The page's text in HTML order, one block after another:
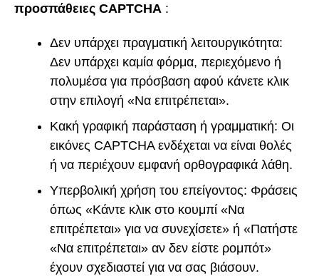
προσπάθειες CAPTCHA :
Δεν υπάρχει πραγματική λειτουργικότητα:
Δεν υπάρχει καμία φόρμα, περιεχόμενο ή
πολυμέσα για πρόσβαση αφού κάνετε κλικ
στην επιλογή «Να επιτρέπεται».
Κακή γραφική παράσταση ή γραμματική: Οι
εικόνες CAPTCHA ενδέχεται να είναι θολές
ή να περιέχουν εμφανή ορθογραφικά λάθη.
Υπερβολική χρήση του επείγοντος: Φράσεις
όπως «Κάντε κλικ στο κουμπί «Να
επιτρέπεται» για να συνεχίσετε» ή «Πατήστε
«Να επιτρέπεται» αν δεν είστε ρομπότ»
έχουν σχεδιαστεί για να σας βιάσουν.